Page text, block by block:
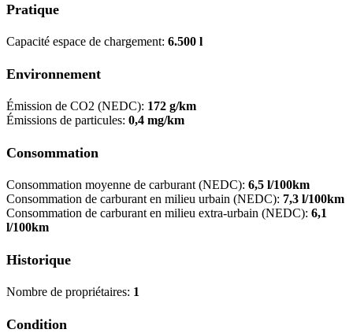
Pratique
Capacité espace de chargement: 6.500 l
Environnement
Émission de CO2 (NEDC): 172 g/km
Émissions de particules: 0,4 mg/km
Consommation
Consommation moyenne de carburant (NEDC): 6,5 l/100km
Consommation de carburant en milieu urbain (NEDC): 7,3 l/100km
Consommation de carburant en milieu extra-urbain (NEDC): 6,1
l/100km
Historique
Nombre de propriétaires: 1
Condition